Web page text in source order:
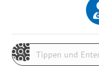
Search: